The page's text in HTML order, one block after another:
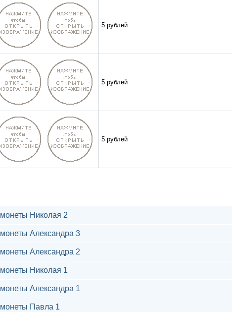
5 рублей
5 рублей
5 рублей
монеты Николая 2
монеты Александра 3
монеты Александра 2
монеты Николая 1
монеты Александра 1
монеты Павла 1